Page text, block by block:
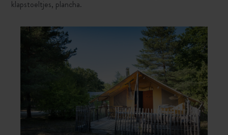
klapstoeltjes, plancha.